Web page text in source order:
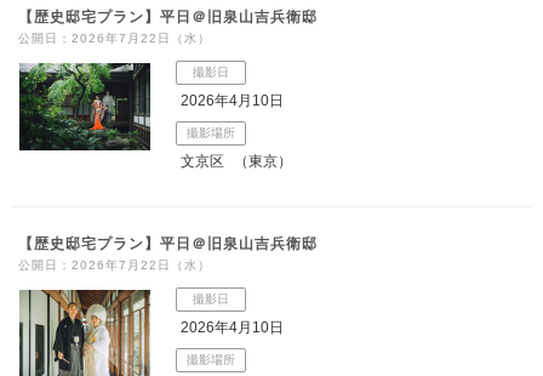
【歴史邸宅プラン】平日＠旧泉山吉兵衛邸
公開日：2026年7月22日（水）
撮影日
2026年4月10日
撮影場所
文京区 （東京）
【歴史邸宅プラン】平日＠旧泉山吉兵衛邸
公開日：2026年7月22日（水）
撮影日
2026年4月10日
撮影場所